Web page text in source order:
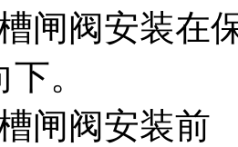
阀安装在保
。
阀安装前